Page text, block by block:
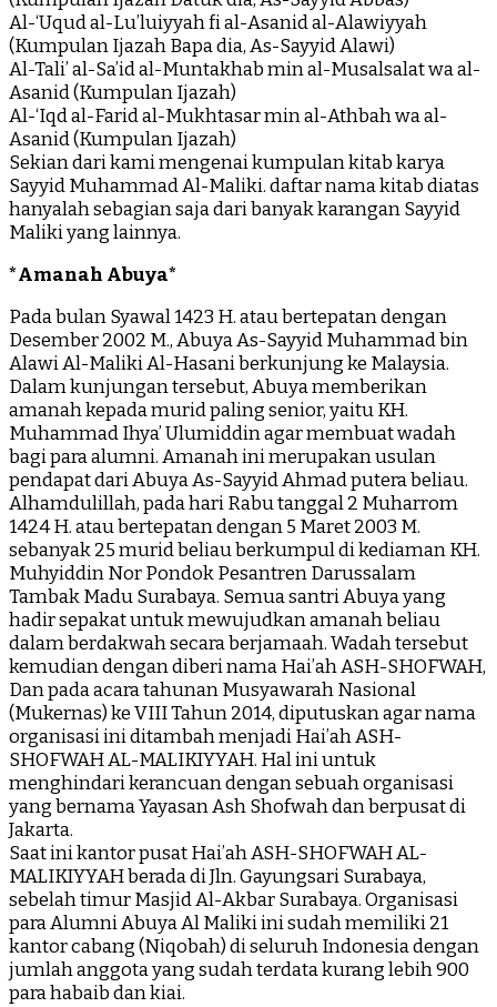
Al-‘Uqud al-Lu’luiyyah fi al-Asanid al-Alawiyyah
(Kumpulan Ijazah Bapa dia, As-Sayyid Alawi)
Al-Tali’ al-Sa’id al-Muntakhab min al-Musalsalat wa al-
Asanid (Kumpulan Ijazah)
Al-‘Iqd al-Farid al-Mukhtasar min al-Athbah wa al-
Asanid (Kumpulan Ijazah)
Sekian dari kami mengenai kumpulan kitab karya
Sayyid Muhammad Al-Maliki. daftar nama kitab diatas
hanyalah sebagian saja dari banyak karangan Sayyid
Maliki yang lainnya.
*Amanah Abuya*
Pada bulan Syawal 1423 H. atau bertepatan dengan
Desember 2002 M., Abuya As-Sayyid Muhammad bin
Alawi Al-Maliki Al-Hasani berkunjung ke Malaysia.
Dalam kunjungan tersebut, Abuya memberikan
amanah kepada murid paling senior, yaitu KH.
Muhammad Ihya’ Ulumiddin agar membuat wadah
bagi para alumni. Amanah ini merupakan usulan
pendapat dari Abuya As-Sayyid Ahmad putera beliau.
Alhamdulillah, pada hari Rabu tanggal 2 Muharrom
1424 H. atau bertepatan dengan 5 Maret 2003 M.
sebanyak 25 murid beliau berkumpul di kediaman KH.
Muhyiddin Nor Pondok Pesantren Darussalam
Tambak Madu Surabaya. Semua santri Abuya yang
hadir sepakat untuk mewujudkan amanah beliau
dalam berdakwah secara berjamaah. Wadah tersebut
kemudian dengan diberi nama Hai’ah ASH-SHOFWAH,
Dan pada acara tahunan Musyawarah Nasional
(Mukernas) ke VIII Tahun 2014, diputuskan agar nama
organisasi ini ditambah menjadi Hai’ah ASH-
SHOFWAH AL-MALIKIYYAH. Hal ini untuk
menghindari kerancuan dengan sebuah organisasi
yang bernama Yayasan Ash Shofwah dan berpusat di
Jakarta.
Saat ini kantor pusat Hai’ah ASH-SHOFWAH AL-
MALIKIYYAH berada di Jln. Gayungsari Surabaya,
sebelah timur Masjid Al-Akbar Surabaya. Organisasi
para Alumni Abuya Al Maliki ini sudah memiliki 21
kantor cabang (Niqobah) di seluruh Indonesia dengan
jumlah anggota yang sudah terdata kurang lebih 900
para habaib dan kiai.